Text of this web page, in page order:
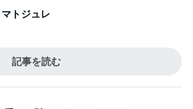
トジュレ
記事を読む